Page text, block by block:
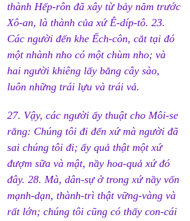
thành Hếp-rôn đã xây từ bảy năm trước
Xô-an, là thành của xứ Ê-díp-tô. 23.
Các người đến khe Ếch-côn, cắt tại đó
một nhành nho có một chùm nho; và
hai người khiêng lấy bằng cây sào,
luôn những trái lựu và trái vả.
27. Vậy, các người ấy thuật cho Môi-se
rằng: Chúng tôi đi đến xứ mà người đã
sai chúng tôi đi; ấy quả thật một xứ
đượm sữa và mật, nầy hoa-quả xứ đó
đây. 28. Mà, dân-sự ở trong xứ nầy vốn
mạnh-dạn, thành-trì thật vững-vàng và
rất lớn; chúng tôi cũng có thấy con-cái